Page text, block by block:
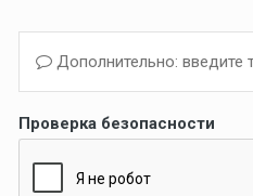
Дополнительно: введите
Проверка безопасности